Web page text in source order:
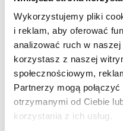
Wykorzystujemy pliki
i reklam, aby oferować
analizować ruch w
korzystasz z naszej
społecznościowym,
Partnerzy mogą
otrzymanymi od Ciebie
korzystania z ich usług.
niniejszym Regulaminie.
9. Kod rabatowy jest
okresie od 01.03.2025r.
§ 4. Reklamacje
Towary, które zostały
mogą zostać zwrócone
Regulaminie Sklepu.
W przypadku zwrotu